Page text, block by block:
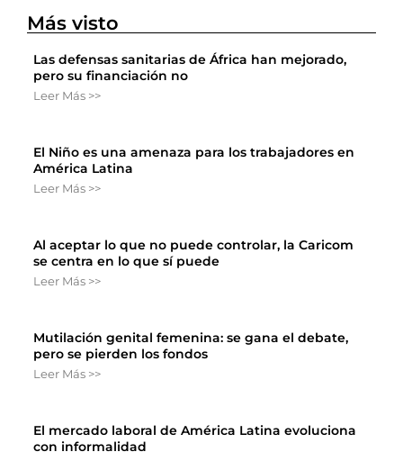
Más visto
Las defensas sanitarias de África han mejorado,
pero su financiación no
Leer Más >>
El Niño es una amenaza para los trabajadores en
América Latina
Leer Más >>
Al aceptar lo que no puede controlar, la Caricom
se centra en lo que sí puede
Leer Más >>
Mutilación genital femenina: se gana el debate,
pero se pierden los fondos
Leer Más >>
El mercado laboral de América Latina evoluciona
con informalidad